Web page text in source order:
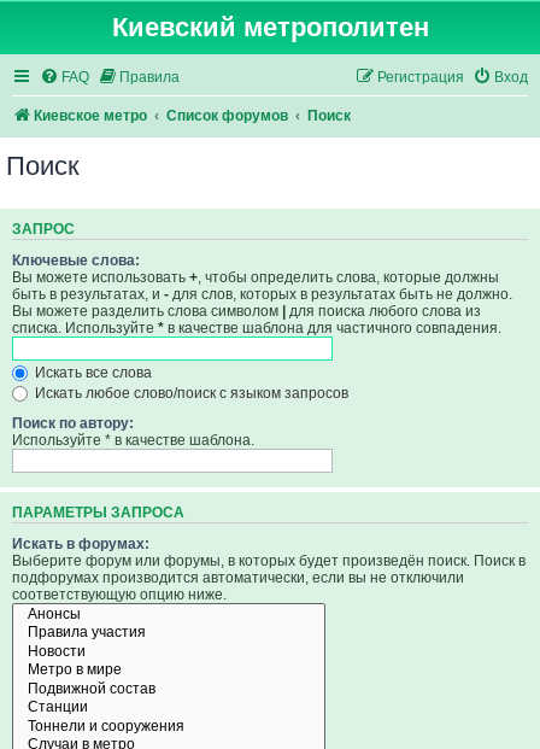
Киевский метрополитен
FAQ Правила Вход
Регистрация
Киевское метро Список форумов Поиск
Поиск
ЗАПРОС
Ключевые слова:
Вы можете использовать + , чтобы определить слова, которые должны
быть в результатах, и - для слов, которых в результатах быть не должно.
Вы можете разделить слова символом | для поиска любого слова из
списка. Используйте * в качестве шаблона для частичного совпадения.
Искать все слова
Искать любое слово/поиск с языком запросов
Поиск по автору:
Используйте * в качестве шаблона.
ПАРАМЕТРЫ ЗАПРОСА
Искать в форумах:
Выберите форум или форумы, в которых будет произведён поиск. Поиск в
подфорумах производится автоматически, если вы не отключили
соответствующую опцию ниже.